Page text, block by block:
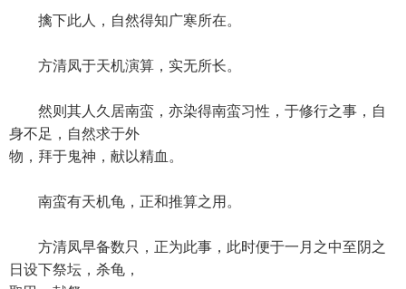
擒下此人，自然得知广寒所在。
方清凤于天机演算，实无所长。
然则其人久居南蛮，亦染得南蛮习性，于修行之事，自
身不足，自然求于外
物，拜于鬼神，献以精血。
南蛮有天机龟，正和推算之用。
方清凤早备数只，正为此事，此时便于一月之中至阴之
日设下祭坛，杀龟，